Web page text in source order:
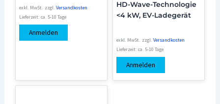
exkl. MwSt. zzgl.Versandkosten
Lieferzeit:ca. 5-10 Tage
Anmelden
HD-Wave-Technologie
<4 kW, EV-Ladegerät
exkl. MwSt. zzgl. Versandkosten
Lieferzeit: ca. 5-10 Tage
Anmelden